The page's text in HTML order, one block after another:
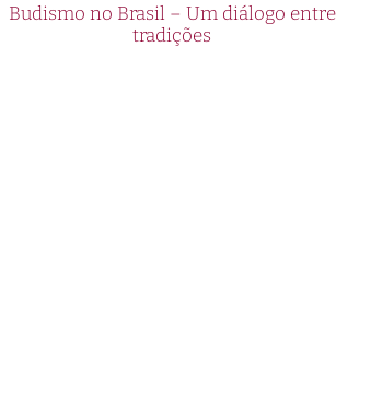
Budismo no Brasil – Um diálogo entre
tradições